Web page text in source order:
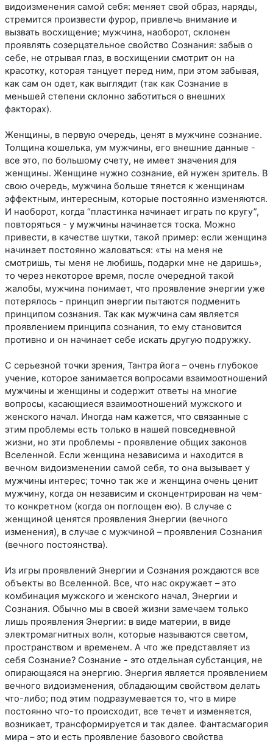
видоизменения самой себя: меняет свой образ, наряды,
стремится произвести фурор, привлечь внимание и
вызвать восхищение; мужчина, наоборот, склонен
проявлять созерцательное свойство Сознания: забыв о
себе, не отрывая глаз, в восхищении смотрит он на
красотку, которая танцует перед ним, при этом забывая,
как сам он одет, как выглядит (так как Сознание в
меньшей степени склонно заботиться о внешних
факторах).
Женщины, в первую очередь, ценят в мужчине сознание.
Толщина кошелька, ум мужчины, его внешние данные -
все это, по большому счету, не имеет значения для
женщины. Женщине нужно сознание, ей нужен зритель. В
свою очередь, мужчина больше тянется к женщинам
эффектным, интересным, которые постоянно изменяются.
И наоборот, когда “пластинка начинает играть по кругу”,
повторяться - у мужчины начинается тоска. Можно
привести, в качестве шутки, такой пример: если женщина
начинает постоянно жаловаться: «ты на меня не
смотришь, ты меня не любишь, подарки мне не даришь»,
то через некоторое время, после очередной такой
жалобы, мужчина понимает, что проявление энергии уже
потерялось - принцип энергии пытаются подменить
принципом сознания. Так как мужчина сам является
проявлением принципа сознания, то ему становится
противно и он начинает себе искать другую подружку.
С серьезной точки зрения, Тантра йога – очень глубокое
учение, которое занимается вопросами взаимоотношений
мужчины и женщины и содержит ответы на многие
вопросы, касающиеся взаимоотношений мужского и
женского начал. Иногда нам кажется, что связанные с
этим проблемы есть только в нашей повседневной
жизни, но эти проблемы - проявление общих законов
Вселенной. Если женщина независима и находится в
вечном видоизменении самой себя, то она вызывает у
мужчины интерес; точно так же и женщина очень ценит
мужчину, когда он независим и сконцентрирован на чем-
то конкретном (когда он поглощен ею). В случае с
женщиной ценятся проявления Энергии (вечного
изменения), в случае с мужчиной – проявления Сознания
(вечного постоянства).
Из игры проявлений Энергии и Сознания рождаются все
объекты во Вселенной. Все, что нас окружает – это
комбинация мужского и женского начал, Энергии и
Сознания. Обычно мы в своей жизни замечаем только
лишь проявления Энергии: в виде материи, в виде
электромагнитных волн, которые называются светом,
пространством и временем. А что же представляет из
себя Сознание? Сознание - это отдельная субстанция, не
опирающаяся на энергию. Энергия является проявлением
вечного видоизменения, обладающим свойством делать
что-либо; под этим подразумевается то, что в мире
постоянно что-то происходит, все течет и изменяется,
возникает, трансформируется и так далее. Фантасмагория
мира – это и есть проявление базового свойства